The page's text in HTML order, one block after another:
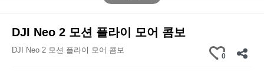
DJI Neo 2 모션 플라이 모어 콤보
DJI Neo 2 모션 플라이 모어 콤보
0